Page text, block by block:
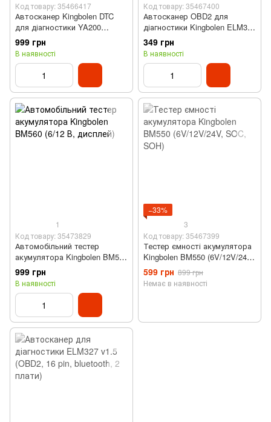
Код товару: 35466417
Автосканер Kingbolen DTC
для діагностики YA200
(OBD2, 9 мов, авто від 2000
року)
999 грн
В наявності
Код товару: 35467400
Автосканер OBD2 для
діагностики Kingbolen ELM327
(16 pin, bluetooth,
портативний)
349 грн
В наявності
1
Код товару: 35473829
Автомобільний тестер
акумулятора Kingbolen BM560
(6/12 В, дисплей)
999 грн
В наявності
−33%
3
Код товару: 35467399
Тестер ємності акумулятора
Kingbolen BM550 (6V/12V/24V,
SOC, SOH)
599 грн 899 грн
Немає в наявності